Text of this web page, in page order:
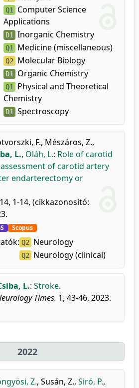
Q1
Computer Science
Applications
D1 Inorganic Chemistry
Q1 Medicine (miscellaneous)
Q2 Molecular Biology
D1 Organic Chemistry
Q1
Physical and Theoretical
Chemistry
D1 Spectroscopy
F., Mészáros, Z.,
L., Oláh, L.: Role of carotid
of carotid artery
endarterectomy or
14, 1-14, (cikkazonosító:
Scopus
Q2 Neurology
Q2 Neurology (clinical)
L.: Stroke.
Times. 1, 43-46, 2023.
2022
Z., Susán, Z., Siró, P.,